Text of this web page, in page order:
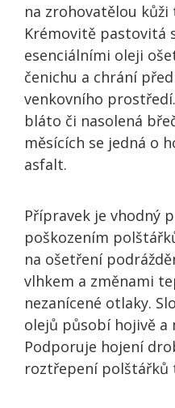
na zrohovatělou kůži
Krémovitě pastovitá
esenciálními oleji
čenichu a chrání
venkovního
bláto či nasolená
měsících se jedná o
asfalt.
Přípravek je vhodný
poškozením
na ošetření
vlhkem a změnami
nezanícené otlaky.
olejů působí hojivě a
Podporuje hojení
roztřepení polštářků